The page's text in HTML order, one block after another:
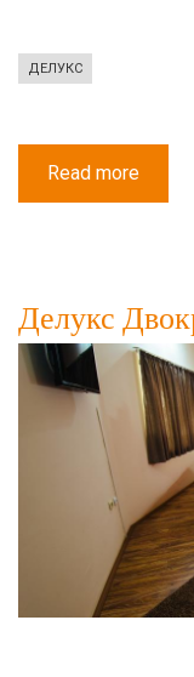
ДЕЛУКС
Read more
Делукс